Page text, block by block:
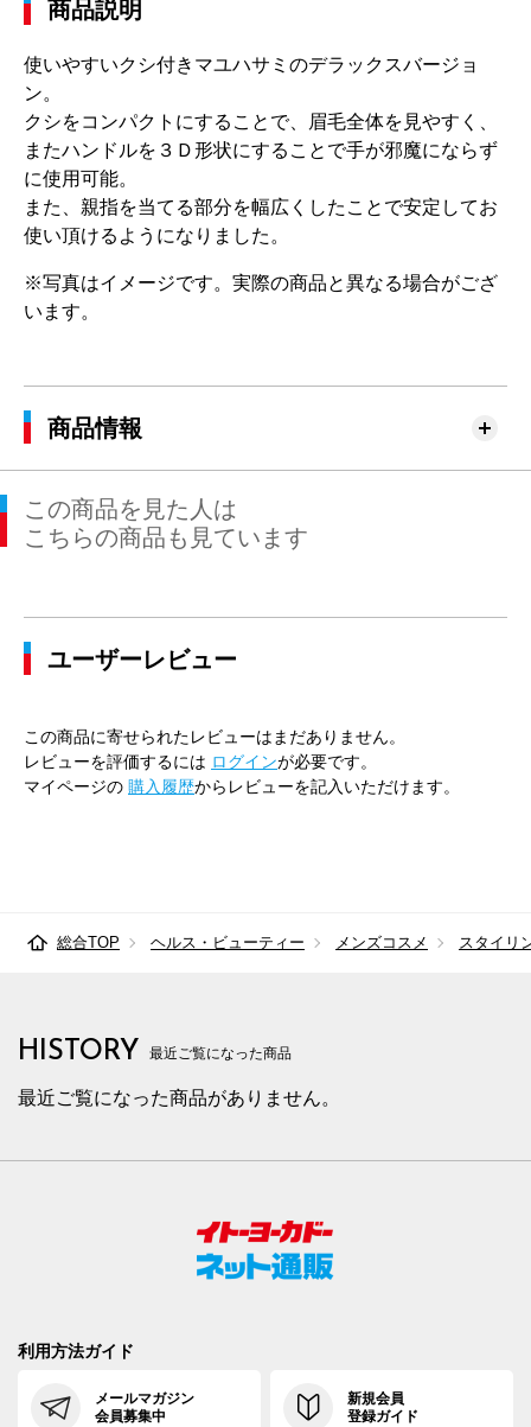
商品説明
使いやすいクシ付きマユハサミのデラックスバージョ
ン。
クシをコンパクトにすることで、眉毛全体を見やすく、
またハンドルを３Ｄ形状にすることで手が邪魔にならず
に使用可能。
また、親指を当てる部分を幅広くしたことで安定してお
使い頂けるようになりました。
※写真はイメージです。実際の商品と異なる場合がござ
います。
商品情報
この商品を見た人は
こちらの商品も見ています
ユーザーレビュー
この商品に寄せられたレビューはまだありません。
レビューを評価するには ログインが必要です。
マイページの 購入履歴からレビューを記入いただけます。
総合TOP ヘルス・ビューティー メンズコスメ スタイリ
HISTORY 最近ご覧になった商品
最近ご覧になった商品がありません。
利用方法ガイド
メールマガジン
会員募集中
新規会員
登録ガイド